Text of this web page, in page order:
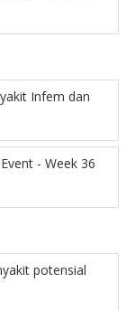
Infem dan
- Week 36
potensial